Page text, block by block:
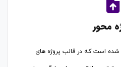
محور
شده است که در قالب پروژه های